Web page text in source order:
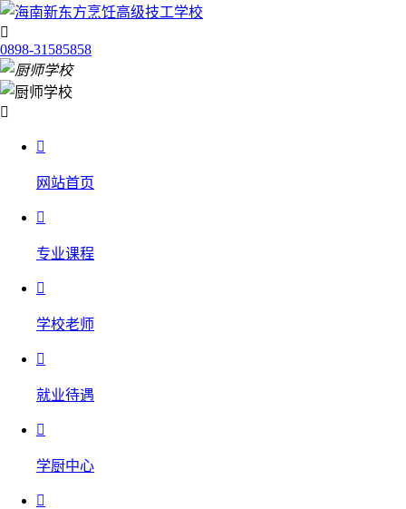

0898-31585858


网站首页

专业课程

学校老师

就业待遇

学厨中心
